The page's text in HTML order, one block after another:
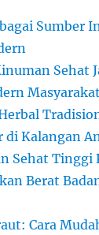
Sumber
Sehat
Masyarakat
di Kalangan
Sehat Tinggi
Berat
Cara